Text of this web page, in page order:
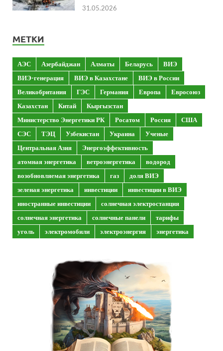
31.05.2026
МЕТКИ
АЭС Азербайджан Алматы Беларусь
ВИЭ
ВИЭ-генерация
ВИЭ в Казахстане
ВИЭ в России
Великобритания
ГЭС Германия Европа
Евросоюз
Казахстан
Китай
Кыргызстан
Министерство Энергетики РК
Росатом Россия
США
СЭС
ТЭЦ Узбекистан Украина
Ученые
Центральная Азия
Энергоэффективность
атомная энергетика
ветроэнергетика
водород
возобновляемая энергетика
газ
доля ВИЭ
зеленая энергетика
инвестиции
инвестиции в ВИЭ
иностранные инвестиции
солнечная электростанция
солнечная энергетика
солнечные панели
тарифы
уголь
электромобили электроэнергия энергетика